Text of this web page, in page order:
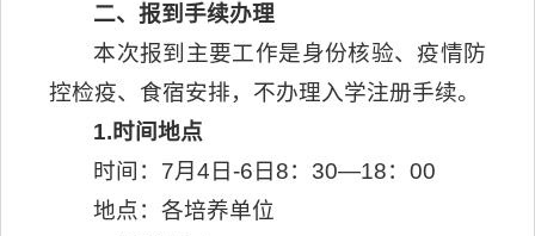
二、报到手续办理
本次报到主要工作是身份核验、疫情防
控检疫、食宿安排，不办理入学注册手续。
1.时间地点
时间：7月4日-6日8：30—18：00
地点：各培养单位